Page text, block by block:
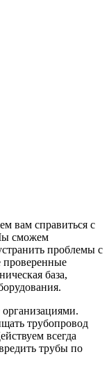
вам справиться с
сможем
проблемы с
проверенные
база,
трубопровод
всегда
трубы по